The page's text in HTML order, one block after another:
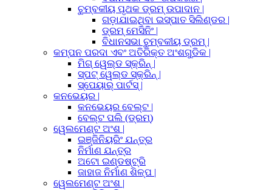
ଚୁମ୍ବକୀୟ ପୃଥକ ଡ୍ରମ୍ ଉପାଦାନ |
ଗଡ଼ାଯାଇଥିବା ଇସ୍ପାତ ସିଲିଣ୍ଡର |
ଡ୍ରମ୍ ମେସିନିଂ |
ବିଧାନସଭା ଚୁମ୍ବକୀୟ ଡ୍ରମ୍ |
କମ୍ପନ ପରଦା ଏବଂ ଅତିରିକ୍ତ ଅଂଶଗୁଡିକ |
ମିଗ୍ ୱେଲ୍ଡ ସ୍କ୍ରିନ୍ |
ସ୍ପଟ୍ ୱେଲ୍ଡ ସ୍କ୍ରିନ୍ |
ସ୍ପେୟାର୍ ପାର୍ଟସ୍ |
କନଭେୟର |
କନଭେୟର ବେଲ୍ଟ |
ବେଲ୍ଟ ପଲି (ଡ୍ରମ୍)
ୱେଲମେଣ୍ଟ ଅଂଶ |
ଇଞ୍ଜିନିୟରିଂ ଯନ୍ତ୍ର
ନିର୍ମାଣ ଯନ୍ତ୍ର
ଅଟୋ ଇଣ୍ଡଷ୍ଟ୍ରି
ଜାହାଜ ନିର୍ମାଣ ଶିଳ୍ପ |
ୱେଲମେଣ୍ଟ ଅଂଶ |